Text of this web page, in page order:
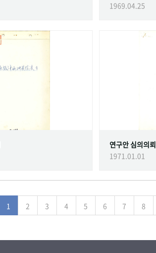
1969.04.25
연구안 심의의
1971.01.01
1 2 3 4 5 6 7 8